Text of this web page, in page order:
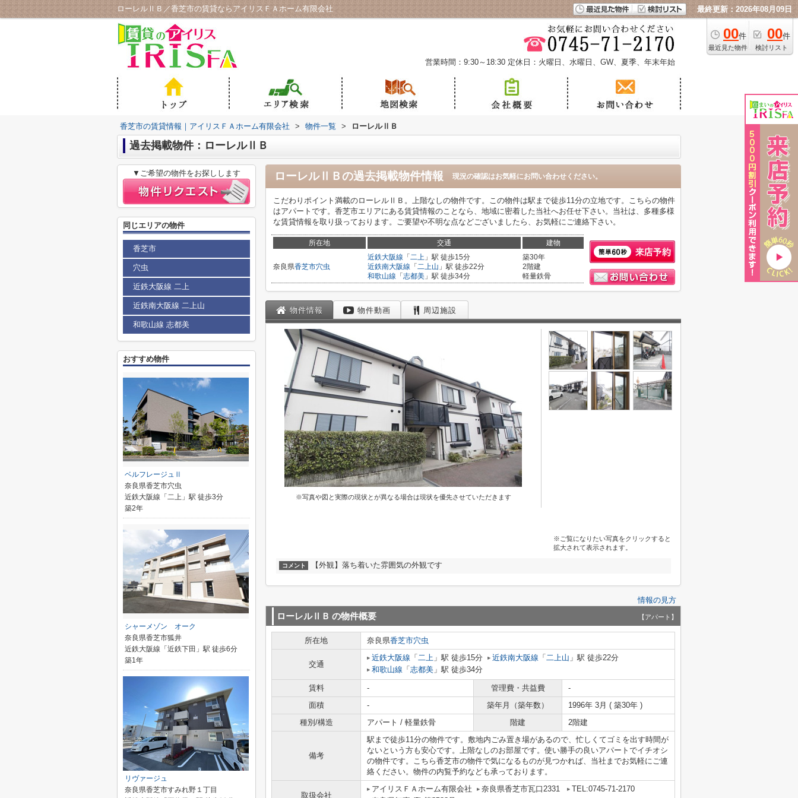
ローレルⅡＢ／香芝市の賃貸ならアイリスＦＡホーム有限会社 最終更新：2026年08月09日
00件
最近見た物件
00件
検討リスト
営業時間：9:30～18:30 定休日：火曜日、水曜日、GW、夏季、年末年始
香芝市の賃貸情報｜アイリスＦＡホーム有限会社 > 物件一覧 > ローレルⅡＢ
過去掲載物件：ローレルⅡＢ
ローレルⅡＢ の過去掲載物件情報 現況の確認はお気軽にお問い合わせください。
こだわりポイント満載のローレルⅡＢ。上階なしの物件です。この物件は駅まで徒歩11分の立地です。こちらの物件
はアパートです。香芝市エリアにある賃貸情報のことなら、地域に密着した当社へお任せ下さい。当社は、多種多様
な賃貸情報を取り扱っております。ご要望や不明な点などございましたら、お気軽にご連絡下さい。
所在地 交通 建物
奈良県香芝市穴虫
近鉄大阪線 「 二上 」駅 徒歩15分
近鉄南大阪線 「 二上山 」駅 徒歩22分
和歌山線 「 志都美 」駅 徒歩34分
築30年
2階建
軽量鉄骨
物件情報 物件動画 周辺施設
※写真や図と実際の現状とが異なる場合は現状を優先させていただきます
※ご覧になりたい写真をクリックすると
拡大されて表示されます。
コメント 【外観】落ち着いた雰囲気の外観です
情報の見方
ローレルⅡＢ の物件概要 【アパート】
所在地 奈良県香芝市穴虫
交通
近鉄大阪線 「 二上 」駅 徒歩15分 近鉄南大阪線 「 二上山 」駅 徒歩22分
和歌山線 「 志都美 」駅 徒歩34分
賃料 - 管理費・共益費
-
面積
- 築年月（築年数）
1996年 3月 ( 築30年 )
種別/構造
アパート / 軽量鉄骨 階建 2階建
備考
駅まで徒歩11分の物件です。敷地内ごみ置き場があるので、忙しくてゴミを出す時間が
ないという方も安心です。上階なしのお部屋です。使い勝手の良いアパートでイチオシ
の物件です。こちら香芝市の物件で気になるものが見つかれば、当社までお気軽にご連
絡ください。物件の内覧予約なども承っております。
取扱会社
アイリスＦＡホーム有限会社 奈良県香芝市瓦口2331
TEL:0745-71-2170
▼ご希望の物件をお探しします
同じエリアの物件
香芝市
穴虫
近鉄大阪線 二上
近鉄南大阪線 二上山
和歌山線 志都美
おすすめ物件
ベルフレージュⅡ
奈良県香芝市穴虫
近鉄大阪線「二上」駅 徒歩3分
築2年
シャーメゾン オーク
奈良県香芝市狐井
近鉄大阪線「近鉄下田」駅 徒歩6分
築1年
リヴァージュ
奈良県香芝市すみれ野１丁目